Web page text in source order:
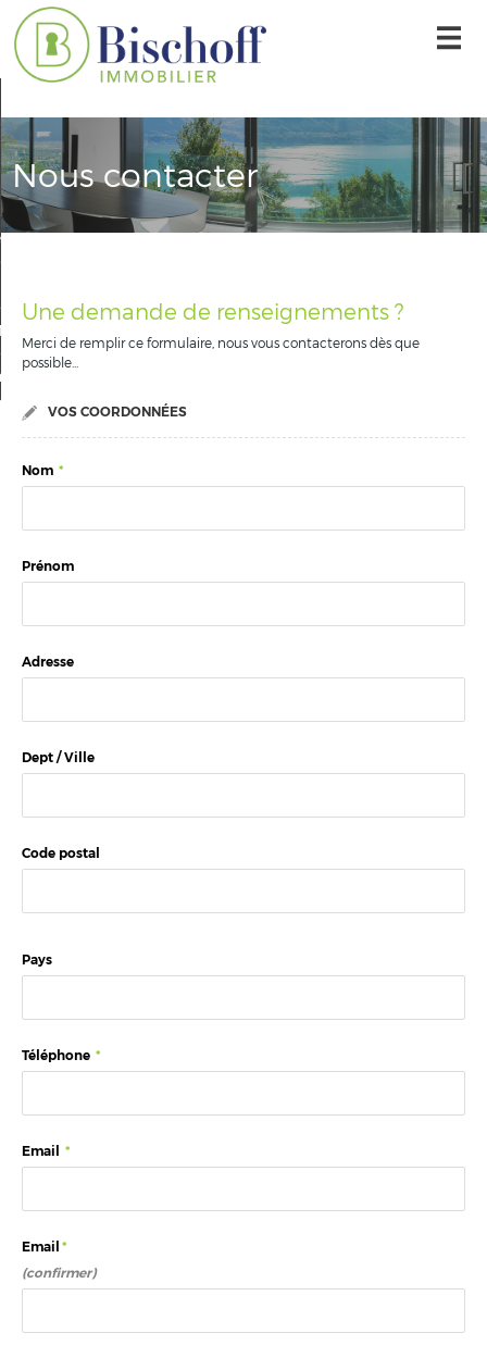
Nos offres
L'agence
une alerte mail
compte
sélection
Nous contacter
Une demande de renseignements ?
Merci de remplir ce formulaire, nous vous contacterons dès que
possible...
VOS COORDONNÉES
Nom *
Prénom
Adresse
Dept / Ville
Code postal
Pays
Téléphone *
Email *
Email*
(confirmer)